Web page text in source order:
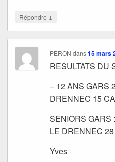
Répondre ↓
PERON dans15 mars
RESULTATS DU
– 12 ANS GARS
DRENNEC 15
SENIORS GARS
LE DRENNEC 28
Yves